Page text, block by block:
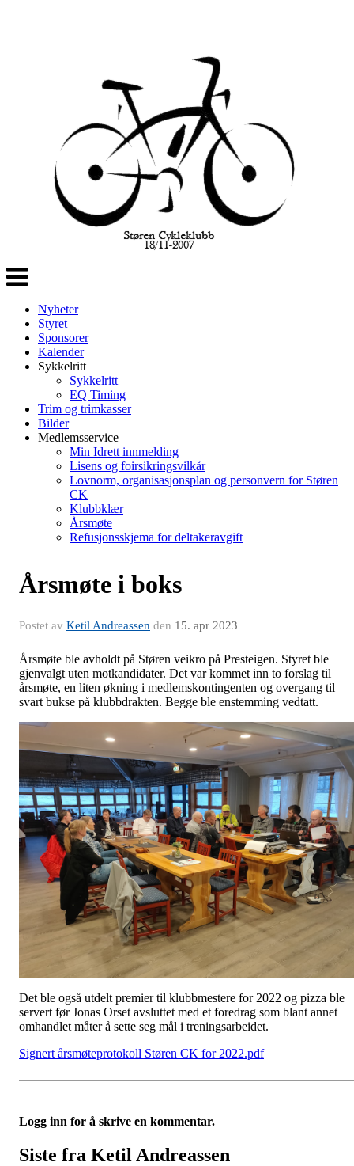
Veksle
navigasjon
Nyheter
Styret
Sponsorer
Kalender
Sykkelritt
Sykkelritt
EQ Timing
Trim og trimkasser
Bilder
Medlemsservice
Min Idrett innmelding
Lisens og foirsikringsvilkår
Lovnorm, organisasjonsplan og personvern for Støren
CK
Klubbklær
Årsmøte
Refusjonsskjema for deltakeravgift
Årsmøte i boks
Postet av Ketil Andreassen den 15. apr 2023
Årsmøte ble avholdt på Støren veikro på Presteigen. Styret ble
gjenvalgt uten motkandidater. Det var kommet inn to forslag til
årsmøte, en liten økning i medlemskontingenten og overgang til
svart bukse på klubbdrakten. Begge ble enstemming vedtatt.
Det ble også utdelt premier til klubbmestere for 2022 og pizza ble
servert før Jonas Orset avsluttet med et foredrag som blant annet
omhandlet måter å sette seg mål i treningsarbeidet.
Signert årsmøteprotokoll Støren CK for 2022.pdf
Logg inn for å skrive en kommentar.
Siste fra Ketil Andreassen